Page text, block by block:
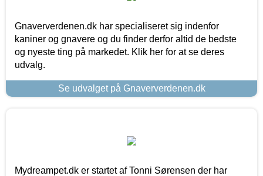
Gnaververdenen.dk har specialiseret sig indenfor
kaniner og gnavere og du finder derfor altid de bedste
og nyeste ting på markedet. Klik her for at se deres
udvalg.
Se udvalget på Gnaververdenen.dk
Mydreampet.dk er startet af Tonni Sørensen der har